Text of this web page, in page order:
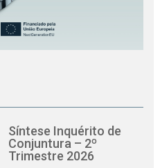
Síntese Inquérito de
Conjuntura – 2º
Trimestre 2026